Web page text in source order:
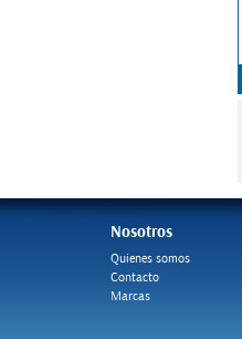
Nosotros
Quienes somos
Contacto
Marcas